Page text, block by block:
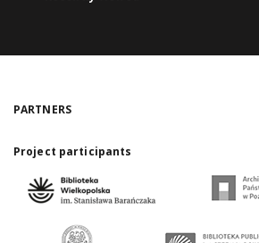
PARTNERS
Project participants